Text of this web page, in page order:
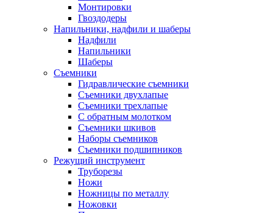
Монтировки
Гвоздодеры
Напильники, надфили и шаберы
Надфили
Напильники
Шаберы
Съемники
Гидравлические съемники
Съемники двухлапые
Съемники трехлапые
С обратным молотком
Съемники шкивов
Наборы съемников
Съемники подшипников
Режущий инструмент
Труборезы
Ножи
Ножницы по металлу
Ножовки